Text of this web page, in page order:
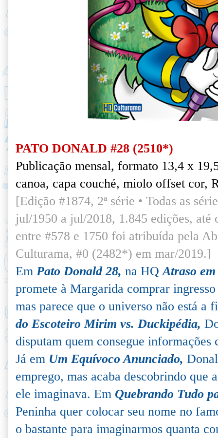
PATO DONALD #28 (2510*)
Publicação mensal, formato 13,4 x
canoa, capa couché, miolo offset cor,
[Edição #1874, 2ª série • Todas as
jul/1950 a jul/2018, 1.845 edições,
entre #578 e 1750 foi atribuída pela
Culturama, #0 (2482*) em mar/2019.]
Em Pato Donald 28, na HQ Atraso
promete à Margarida comprar
mas parece que o universo não está a
do Escoteiro Mirim vs. Duckipédia,
disputam quem consegue
Já em Um Equívoco Anunciado,
emprego, mas acaba descobrindo que
ele imaginava. Em Quebrando Tudo
Peninha quer colocar seu nome no
o bastante para imaginarmos quanta